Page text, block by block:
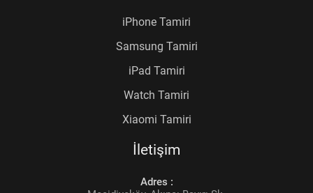
iPhone Tamiri
Samsung Tamiri
iPad Tamiri
Watch Tamiri
Xiaomi Tamiri
İletişim
Adres :